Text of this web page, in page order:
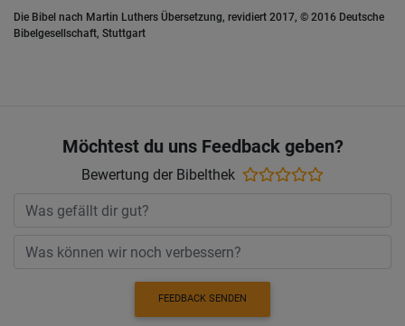
Die Bibel nach Martin Luthers Übersetzung, revidiert 2017, © 2016 Deutsche
Bibelgesellschaft, Stuttgart
Möchtest du uns Feedback geben?
Bewertung der Bibelthek
FEEDBACK SENDEN